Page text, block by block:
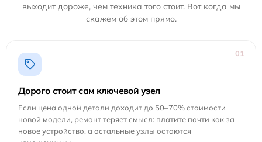
выходит дороже, чем техника того стоит. Вот когда мы
скажем об этом прямо.
01
Дорого стоит сам ключевой узел
Если цена одной детали доходит до 50–70% стоимости
новой модели, ремонт теряет смысл: платите почти как за
новое устройство, а остальные узлы остаются